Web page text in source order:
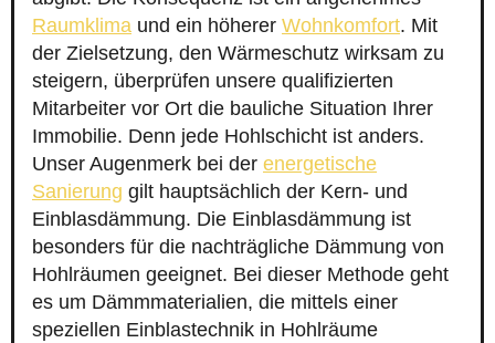
Raumklima und ein höherer Wohnkomfort. Mit
der Zielsetzung, den Wärmeschutz wirksam zu
steigern, überprüfen unsere qualifizierten
Mitarbeiter vor Ort die bauliche Situation Ihrer
Immobilie. Denn jede Hohlschicht ist anders.
Unser Augenmerk bei der energetische
Sanierung gilt hauptsächlich der Kern- und
Einblasdämmung. Die Einblasdämmung ist
besonders für die nachträgliche Dämmung von
Hohlräumen geeignet. Bei dieser Methode geht
es um Dämmmaterialien, die mittels einer
speziellen Einblastechnik in Hohlräume